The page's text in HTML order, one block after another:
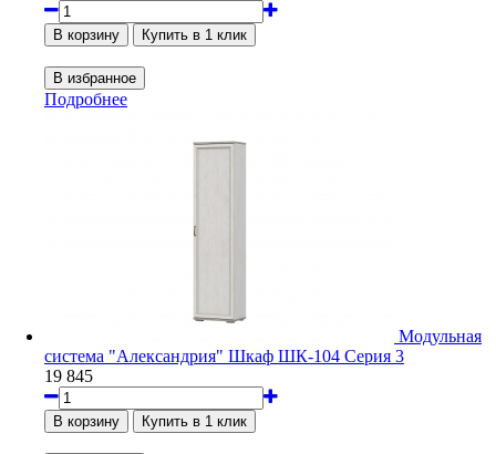
Подробнее
Модульная
система "Александрия" Шкаф ШК-104 Серия 3
19 845